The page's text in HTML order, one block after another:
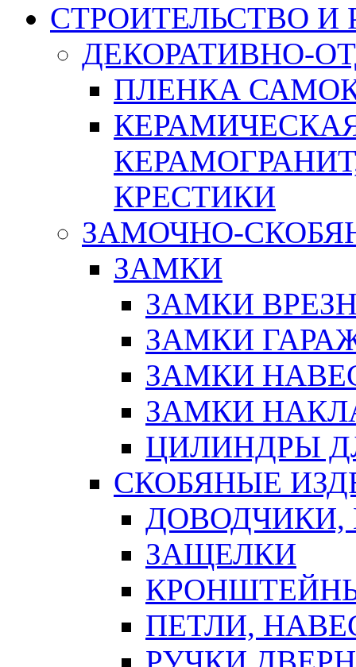
СТРОИТЕЛЬСТВО И
ДЕКОРАТИВНО-
ПЛЕНКА
КРЕСТИКИ
ЗАМОЧНО-
ЗАМКИ
ЗАМКИ
ЗАМКИ
ЗАМКИ
ЗАМКИ
ЦИЛИНДРЫ
СКОБЯНЫЕ
ЗАЩЕЛКИ
ПЕТЛИ,